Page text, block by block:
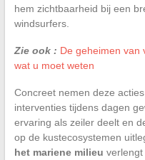
hem zichtbaarheid bij een
windsurfers.
Zie ook : De geheimen van
wat u moet weten
Concreet nemen deze
interventies tijdens dagen
ervaring als zeiler deelt en
op de kustecosystemen
het mariene milieu verlengt